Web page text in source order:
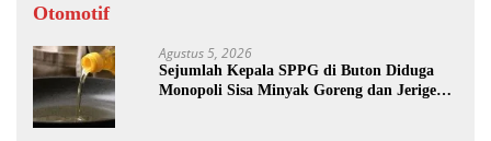
Otomotif
Agustus 5, 2026
Sejumlah Kepala SPPG di Buton Diduga
Monopoli Sisa Minyak Goreng dan Jerigen